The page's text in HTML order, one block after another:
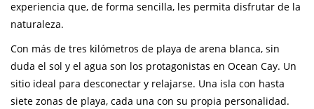
experiencia que, de forma sencilla, les permita disfrutar de la
naturaleza.
Con más de tres kilómetros de playa de arena blanca, sin
duda el sol y el agua son los protagonistas en Ocean Cay. Un
sitio ideal para desconectar y relajarse. Una isla con hasta
siete zonas de playa, cada una con su propia personalidad.